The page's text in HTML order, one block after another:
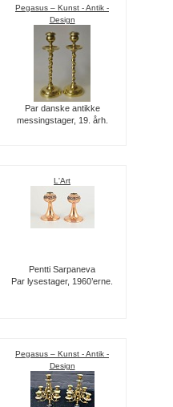
Pegasus – Kunst - Antik -
Design
Par danske antikke
messingstager, 19. årh.
L'Art
Pentti Sarpaneva
Par lysestager, 1960’erne.
Pegasus – Kunst - Antik -
Design